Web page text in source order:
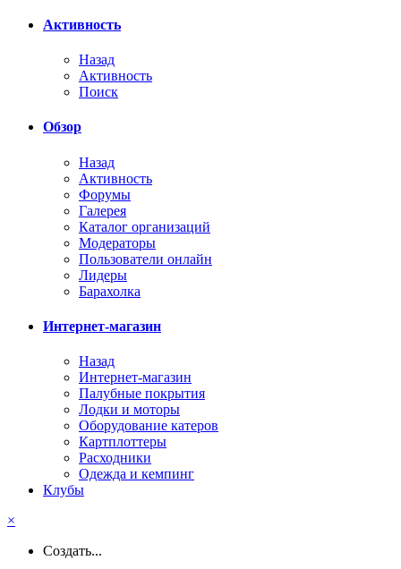
Активность
Назад
Активность
Поиск
Обзор
Назад
Активность
Форумы
Галерея
Каталог организаций
Модераторы
Пользователи онлайн
Лидеры
Барахолка
Интернет-магазин
Назад
Интернет-магазин
Палубные покрытия
Лодки и моторы
Оборудование катеров
Картплоттеры
Расходники
Одежда и кемпинг
Клубы
×
Создать...